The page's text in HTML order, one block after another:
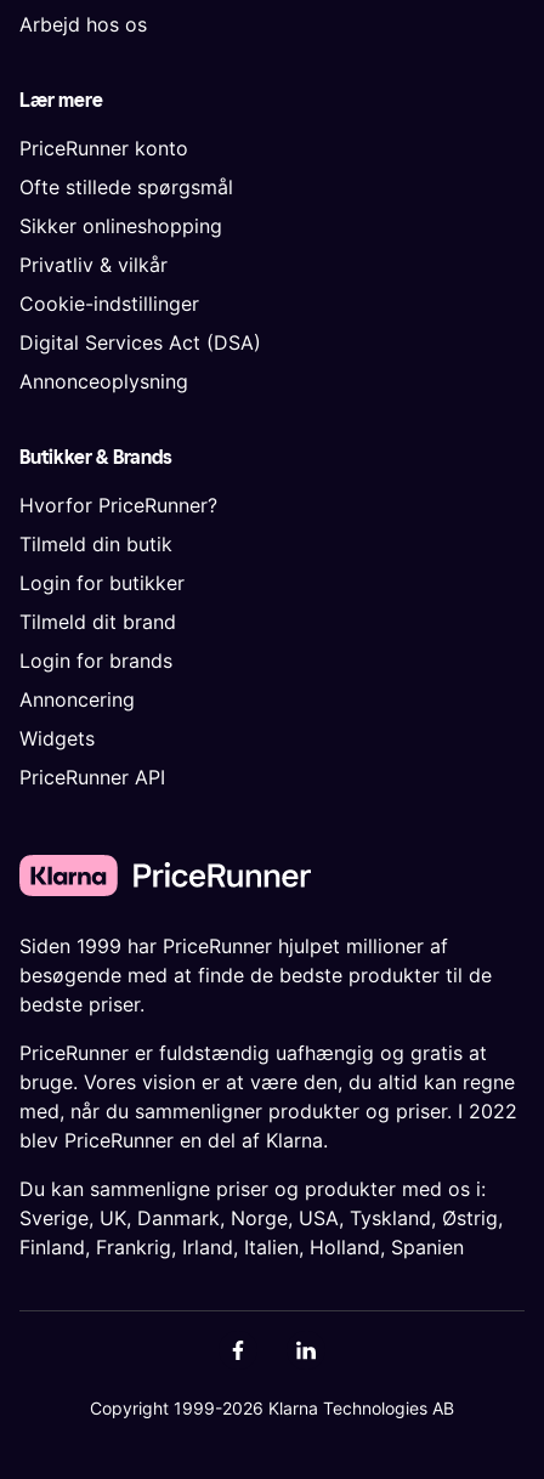
Arbejd hos os
Lær mere
PriceRunner konto
Ofte stillede spørgsmål
Sikker onlineshopping
Privatliv & vilkår
Cookie-indstillinger
Digital Services Act (DSA)
Annonceoplysning
Butikker & Brands
Hvorfor PriceRunner?
Tilmeld din butik
Login for butikker
Tilmeld dit brand
Login for brands
Annoncering
Widgets
PriceRunner API
Siden 1999 har PriceRunner hjulpet millioner af
besøgende med at finde de bedste produkter til de
bedste priser.
PriceRunner er fuldstændig uafhængig og gratis at
bruge. Vores vision er at være den, du altid kan regne
med, når du sammenligner produkter og priser. I 2022
blev PriceRunner en del af Klarna.
Du kan sammenligne priser og produkter med os i:
Sverige, UK, Danmark, Norge, USA, Tyskland, Østrig,
Finland, Frankrig, Irland, Italien, Holland, Spanien
Copyright 1999-2026 Klarna Technologies AB